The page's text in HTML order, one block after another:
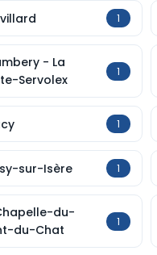
1
- La
Servolex
1
1
sur-Isère 1
du-
du-Chat
1